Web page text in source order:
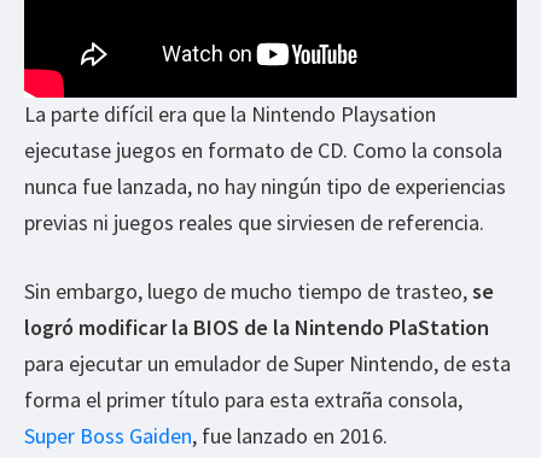
La parte difícil era que la Nintendo Playsation
ejecutase juegos en formato de CD. Como la consola
nunca fue lanzada, no hay ningún tipo de experiencias
previas ni juegos reales que sirviesen de referencia.
Sin embargo, luego de mucho tiempo de trasteo,se
logró modificar la BIOS de la Nintendo PlaStation
para ejecutar un emulador de Super Nintendo, de esta
forma el primer título para esta extraña consola,
Super Boss Gaiden, fue lanzado en 2016.